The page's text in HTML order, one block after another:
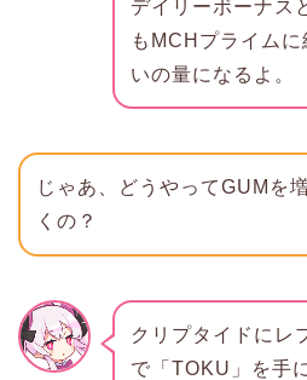
デイリーボーナス
もMCHプライム
いの量になるよ。
じゃあ、どうやってGUMを
くの？
クリプタイドにレ
で「TOKU」を手